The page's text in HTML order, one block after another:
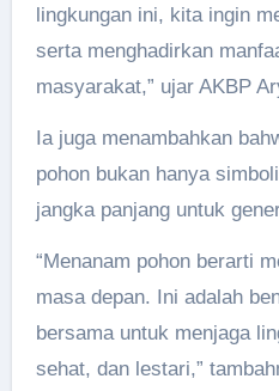
lingkungan ini, kita ingin
serta menghadirkan
masyarakat,” ujar AKBP
Ia juga menambahkan
pohon bukan hanya
jangka panjang untuk
“Menanam pohon berarti
masa depan. Ini adalah
bersama untuk menjaga
sehat, dan lestari,”